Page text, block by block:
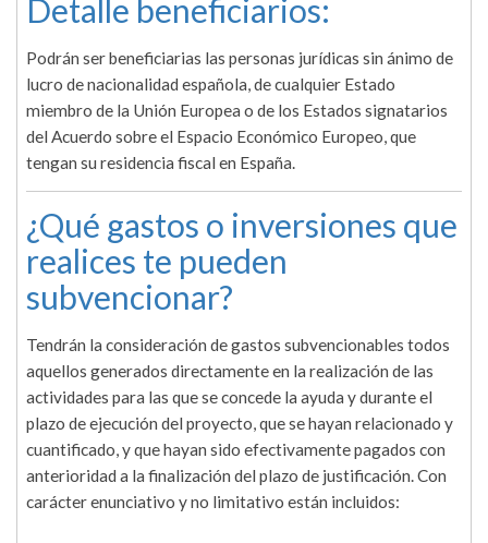
Detalle beneficiarios:
Podrán ser beneficiarias las personas jurídicas sin ánimo de
lucro de nacionalidad española, de cualquier Estado
miembro de la Unión Europea o de los Estados signatarios
del Acuerdo sobre el Espacio Económico Europeo, que
tengan su residencia fiscal en España.
¿Qué gastos o inversiones que
realices te pueden
subvencionar?
Tendrán la consideración de gastos subvencionables todos
aquellos generados directamente en la realización de las
actividades para las que se concede la ayuda y durante el
plazo de ejecución del proyecto, que se hayan relacionado y
cuantificado, y que hayan sido efectivamente pagados con
anterioridad a la finalización del plazo de justificación. Con
carácter enunciativo y no limitativo están incluidos: